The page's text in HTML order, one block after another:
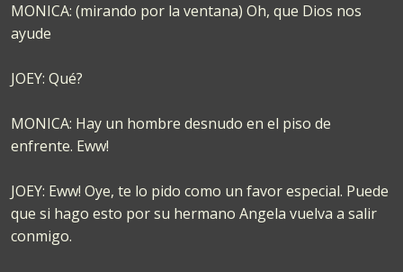
MONICA: (mirando por la ventana) Oh, que Dios nos
ayude
JOEY: Qué?
MONICA: Hay un hombre desnudo en el piso de
enfrente. Eww!
JOEY: Eww! Oye, te lo pido como un favor especial. Puede
que si hago esto por su hermano Angela vuelva a salir
conmigo.